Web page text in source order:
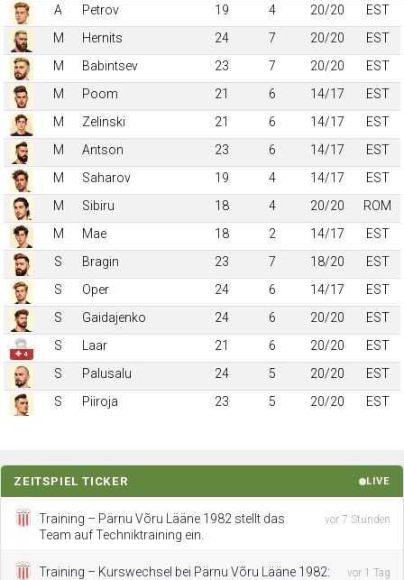
A
Petrov 19 4 20/20
EST
M
Hernits 24 7 20/20
EST
M
Babintsev 23 7 20/20
EST
M
Poom 21 6 14/17
EST
M
Zelinski 21 6 14/17
EST
M
Antson 23 6 14/17
EST
M
Saharov 19 4 14/17
EST
M
Sibiru 18 4 20/20
ROM
M
Mae 18 2 14/17
EST
S
Bragin 23 7 18/20
EST
S
Oper 24 6 14/17
EST
S
Gaidajenko 24 6 20/20 EST
✚ 4
S Laar 21 6 20/20
EST
S
Palusalu 24 5 20/20
EST
S
Piiroja 23 5 20/20 EST
ZEITSPIEL TICKER LIVE
Training – Pärnu Võru Lääne 1982 stellt das
Team auf Techniktraining ein.
vor 7 Stunden
Training – Kurswechsel bei Pärnu Võru Lääne 1982:
vor 1 Tag